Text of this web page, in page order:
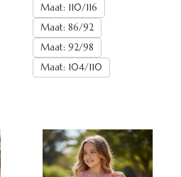
Maat: 110/116
Maat: 86/92
Maat: 92/98
Maat: 104/110